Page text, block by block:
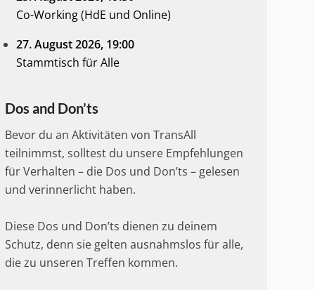
Co-Working (HdE und Online)
27. August 2026, 19:00
Stammtisch für Alle
Dos and Don’ts
Bevor du an Aktivitäten von TransAll
teilnimmst, solltest du unsere Empfehlungen
für Verhalten – die Dos und Don’ts – gelesen
und verinnerlicht haben.
Diese Dos und Don’ts dienen zu deinem
Schutz, denn sie gelten ausnahmslos für alle,
die zu unseren Treffen kommen.